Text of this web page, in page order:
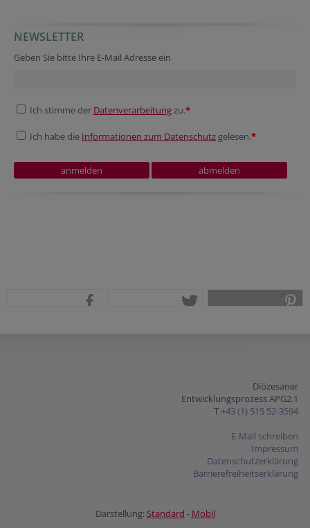
Homepage
Secondary phone
Secondary phone
NEWSLETTER
Geben Sie bitte Ihre E-Mail Adresse ein
Ich stimme der Datenverarbeitungzu.*
Ich habe die Informationen zum Datenschutz gelesen.*
Diözesaner
Entwicklungsprozess APG2.1
T +43 (1) 515 52-3594
E-Mail schreiben
Impressum
Datenschutzerklärung
Barrierefreiheitserklärung
Darstellung:Standard - Mobil